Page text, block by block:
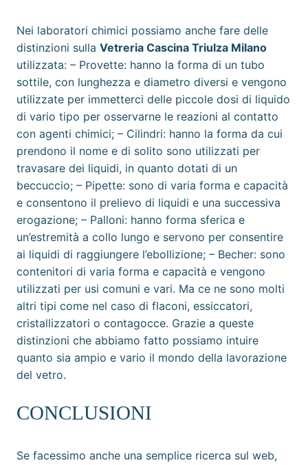
Nei laboratori chimici possiamo anche fare delle
distinzioni sulla Vetreria Cascina Triulza Milano
utilizzata: – Provette: hanno la forma di un tubo
sottile, con lunghezza e diametro diversi e vengono
utilizzate per immetterci delle piccole dosi di liquido
di vario tipo per osservarne le reazioni al contatto
con agenti chimici; – Cilindri: hanno la forma da cui
prendono il nome e di solito sono utilizzati per
travasare dei liquidi, in quanto dotati di un
beccuccio; – Pipette: sono di varia forma e capacità
e consentono il prelievo di liquidi e una successiva
erogazione; – Palloni: hanno forma sferica e
un’estremità a collo lungo e servono per consentire
ai liquidi di raggiungere l’ebollizione; – Becher: sono
contenitori di varia forma e capacità e vengono
utilizzati per usi comuni e vari. Ma ce ne sono molti
altri tipi come nel caso di flaconi, essiccatori,
cristallizzatori o contagocce. Grazie a queste
distinzioni che abbiamo fatto possiamo intuire
quanto sia ampio e vario il mondo della lavorazione
del vetro.
CONCLUSIONI
Se facessimo anche una semplice ricerca sul web,